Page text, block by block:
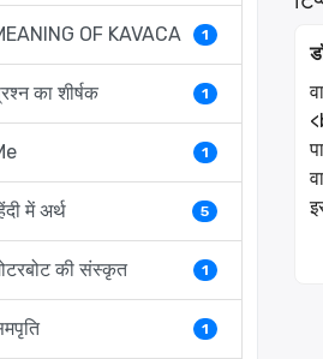
OF KAVACA 1
का शीर्षक 1
1
में अर्थ 5
की संस्कृत 1
1